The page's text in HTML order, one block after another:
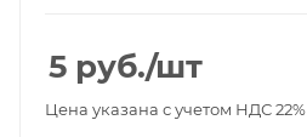
5 руб./шт
Цена указана с учетом НДС 22%